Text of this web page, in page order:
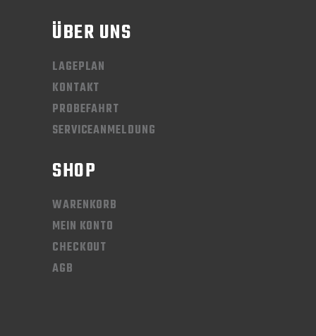
ÜBER UNS
LAGEPLAN
KONTAKT
PROBEFAHRT
SERVICEANMELDUNG
SHOP
WARENKORB
MEIN KONTO
CHECKOUT
AGB